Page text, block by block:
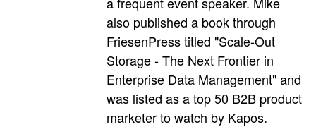
also published a book through
FriesenPress titled "Scale-Out
Storage - The Next Frontier in
Enterprise Data Management" and
was listed as a top 50 B2B product
marketer to watch by Kapos.